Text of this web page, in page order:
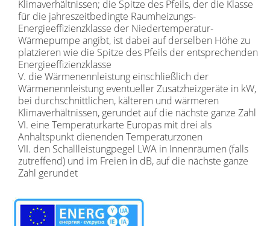
Klimaverhältnissen; die Spitze des Pfeils, der die Klasse
für die jahreszeitbedingte Raumheizungs-
Energieeffizienzklasse der Niedertemperatur-
Wärmepumpe angibt, ist dabei auf derselben Höhe zu
platzieren wie die Spitze des Pfeils der entsprechenden
Energieeffizienzklasse
V. die Wärmenennleistung einschließlich der
Wärmenennleistung eventueller Zusatzheizgeräte in kW,
bei durchschnittlichen, kälteren und wärmeren
Klimaverhältnissen, gerundet auf die nächste ganze Zahl
VI. eine Temperaturkarte Europas mit drei als
Anhaltspunkt dienenden Temperaturzonen
VII. den Schallleistungpegel LWA in Innenräumen (falls
zutreffend) und im Freien in dB, auf die nächste ganze
Zahl gerundet